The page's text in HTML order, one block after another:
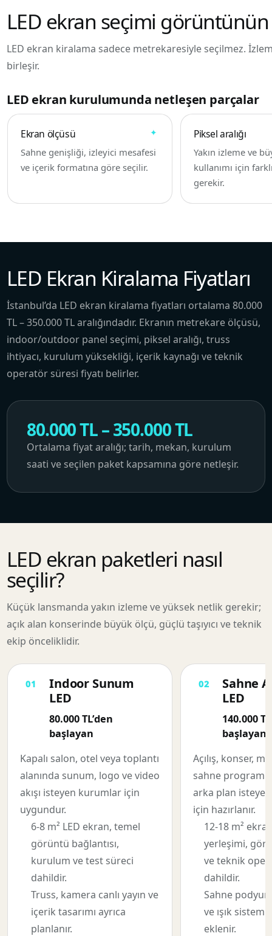
LED ekran seçimi
LED ekran kiralama sadece metrekaresiyle seçilmez.
birleşir.
LED ekran kurulumunda netleşen parçalar
Ekran ölçüsü
Sahne genişliği, izleyici mesafesi
ve içerik formatına göre seçilir.
Piksel aralığı
Yakın izleme ve
kullanımı için
gerekir.
LED Ekran Kiralama Fiyatları
İstanbul’da LED ekran kiralama fiyatları ortalama 80.000
TL – 350.000 TL aralığındadır. Ekranın metrekare ölçüsü,
indoor/outdoor panel seçimi, piksel aralığı, truss
ihtiyacı, kurulum yüksekliği, içerik kaynağı ve teknik
operatör süresi fiyatı belirler.
80.000 TL – 350.000 TL
Ortalama fiyat aralığı; tarih, mekan, kurulum
saati ve seçilen paket kapsamına göre netleşir.
LED ekran paketleri nasıl
seçilir?
Küçük lansmanda yakın izleme ve yüksek netlik gerekir;
açık alan konserinde büyük ölçü, güçlü taşıyıcı ve teknik
ekip önceliklidir.
Indoor Sunum
LED
80.000 TL’den
başlayan
Kapalı salon, otel veya toplantı
alanında sunum, logo ve video
akışı isteyen kurumlar için
uygundur.
6-8 m² LED ekran, temel
görüntü bağlantısı,
kurulum ve test süreci
dahildir.
Truss, kamera canlı yayın ve
içerik tasarımı ayrıca
planlanır.
Sahne
LED
140.000
başlayan
Açılış, konser,
sahne
arka plan
için hazırlanır.
12-18 m²
yerleşimi,
ve teknik
dahildir.
Sahne
ve ışık
eklenir.